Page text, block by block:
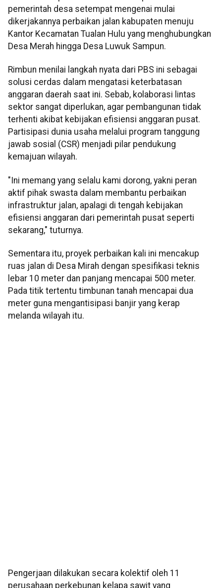
pemerintah desa setempat mengenai mulai
dikerjakannya perbaikan jalan kabupaten menuju
Kantor Kecamatan Tualan Hulu yang menghubungkan
Desa Merah hingga Desa Luwuk Sampun.
Rimbun menilai langkah nyata dari PBS ini sebagai
solusi cerdas dalam mengatasi keterbatasan
anggaran daerah saat ini. Sebab, kolaborasi lintas
sektor sangat diperlukan, agar pembangunan tidak
terhenti akibat kebijakan efisiensi anggaran pusat.
Partisipasi dunia usaha melalui program tanggung
jawab sosial (CSR) menjadi pilar pendukung
kemajuan wilayah.
"Ini memang yang selalu kami dorong, yakni peran
aktif pihak swasta dalam membantu perbaikan
infrastruktur jalan, apalagi di tengah kebijakan
efisiensi anggaran dari pemerintah pusat seperti
sekarang," tuturnya.
Sementara itu, proyek perbaikan kali ini mencakup
ruas jalan di Desa Mirah dengan spesifikasi teknis
lebar 10 meter dan panjang mencapai 500 meter.
Pada titik tertentu timbunan tanah mencapai dua
meter guna mengantisipasi banjir yang kerap
melanda wilayah itu.
Pengerjaan dilakukan secara kolektif oleh 11
perusahaan perkebunan kelapa sawit yang